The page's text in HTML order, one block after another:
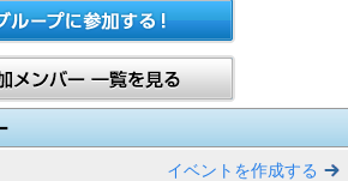
イベントを作成する